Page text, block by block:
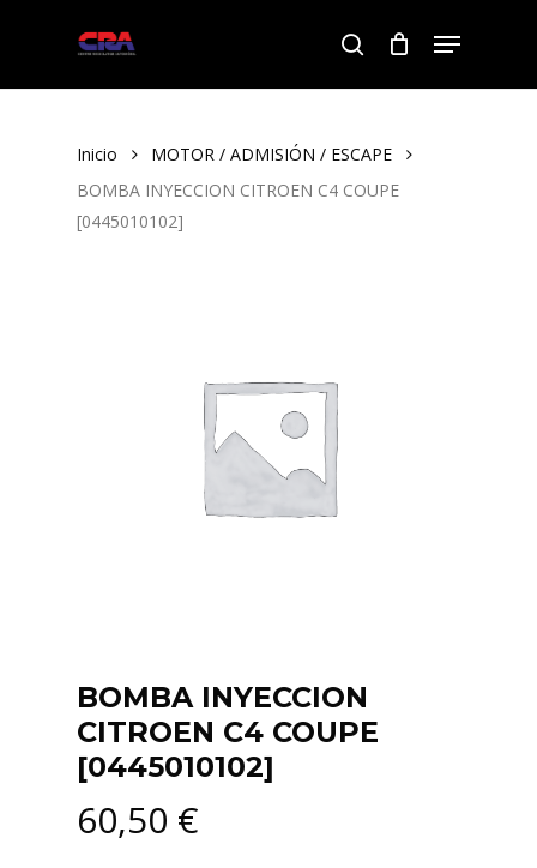
search
Menu
Inicio
MOTOR / ADMISIÓN / ESCAPE
BOMBA INYECCION CITROEN C4 COUPE
[0445010102]
BOMBA INYECCION
CITROEN C4 COUPE
[0445010102]
60,50 €